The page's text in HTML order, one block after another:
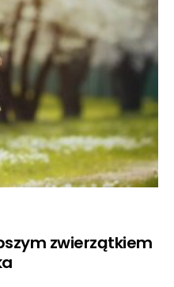
zwierzątkiem